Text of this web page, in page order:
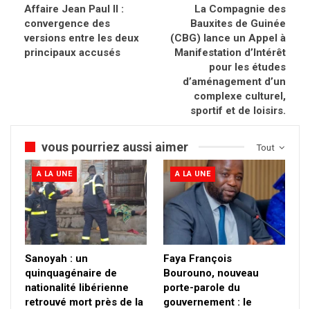
Affaire Jean Paul ll :
convergence des
versions entre les deux
principaux accusés
La Compagnie des
Bauxites de Guinée
(CBG) lance un Appel à
Manifestation d’Intérêt
pour les études
d’aménagement d’un
complexe culturel,
sportif et de loisirs.
Tout
vous pourriez aussi aimer
A LA UNE
Sanoyah : un
quinquagénaire de
nationalité libérienne
retrouvé mort près de la
A LA UNE
Faya François
Bourouno, nouveau
porte-parole du
gouvernement : le